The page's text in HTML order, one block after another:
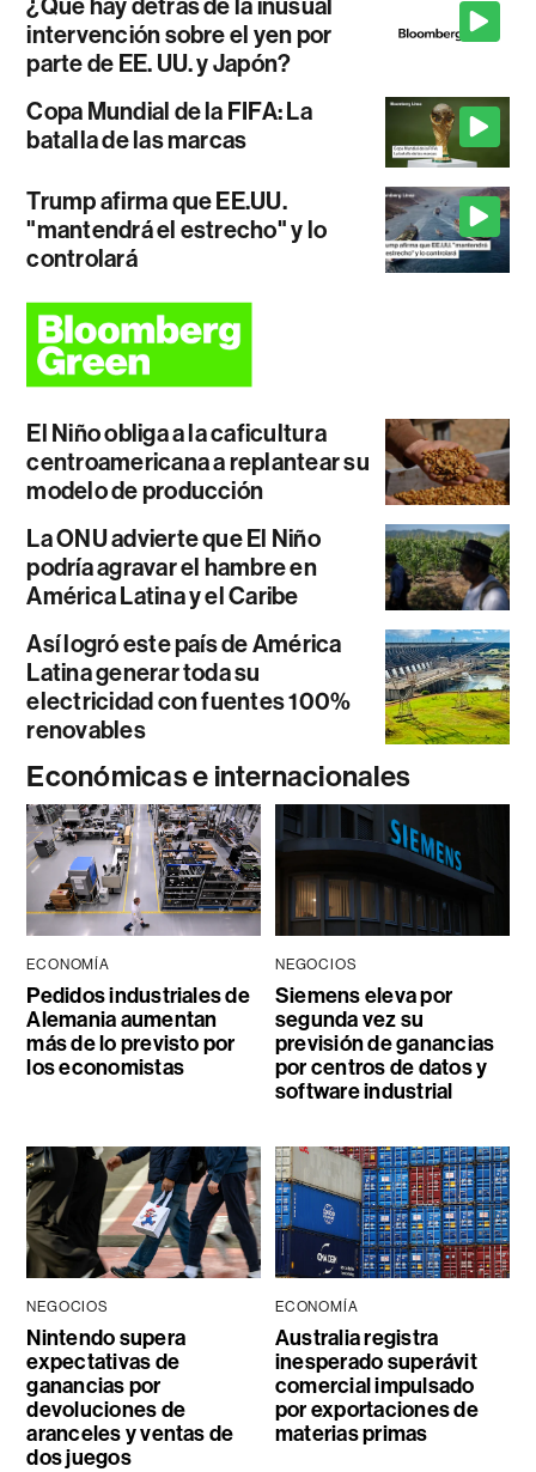
¿Qué hay detrás de la inusual
intervención sobre el yen por
parte de EE. UU. y Japón?
Copa Mundial de la FIFA: La
batalla de las marcas
Trump afirma que EE.UU.
"mantendrá el estrecho" y lo
controlará
El Niño obliga a la caficultura
centroamericana a replantear su
modelo de producción
La ONU advierte que El Niño
podría agravar el hambre en
América Latina y el Caribe
Así logró este país de América
Latina generar toda su
electricidad con fuentes 100%
renovables
Económicas e internacionales
ECONOMÍA
Pedidos industriales de
Alemania aumentan
más de lo previsto por
los economistas
NEGOCIOS
Siemens eleva por
segunda vez su
previsión de ganancias
por centros de datos y
software industrial
NEGOCIOS
Nintendo supera
expectativas de
ganancias por
devoluciones de
aranceles y ventas de
dos juegos
ECONOMÍA
Australia registra
inesperado superávit
comercial impulsado
por exportaciones de
materias primas